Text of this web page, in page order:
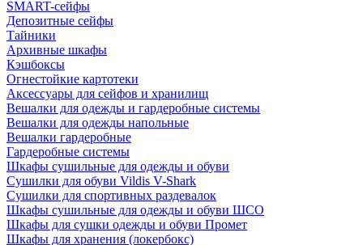
SMART-сейфы
Депозитные сейфы
Тайники
Архивные шкафы
Кэшбоксы
Огнестойкие картотеки
Аксессуары для сейфов и хранилищ
Вешалки для одежды и гардеробные системы
Вешалки для одежды напольные
Вешалки гардеробные
Гардеробные системы
Шкафы сушильные для одежды и обуви
Сушилки для обуви Vildis V-Shark
Сушилки для спортивных раздевалок
Шкафы сушильные для одежды и обуви ШСО
Шкафы для сушки одежды и обуви Промет
Шкафы для хранения (локербокс)